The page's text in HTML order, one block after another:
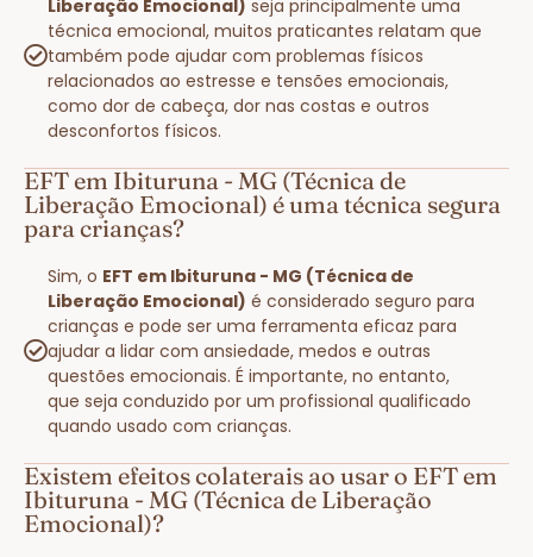
Liberação Emocional) seja principalmente uma
técnica emocional, muitos praticantes relatam que
também pode ajudar com problemas físicos
relacionados ao estresse e tensões emocionais,
como dor de cabeça, dor nas costas e outros
desconfortos físicos.
EFT em Ibituruna - MG (Técnica de
Liberação Emocional) é uma técnica segura
para crianças?
Sim, o EFT em Ibituruna - MG (Técnica de
Liberação Emocional) é considerado seguro para
crianças e pode ser uma ferramenta eficaz para
ajudar a lidar com ansiedade, medos e outras
questões emocionais. É importante, no entanto,
que seja conduzido por um profissional qualificado
quando usado com crianças.
Existem efeitos colaterais ao usar o EFT em
Ibituruna - MG (Técnica de Liberação
Emocional)?